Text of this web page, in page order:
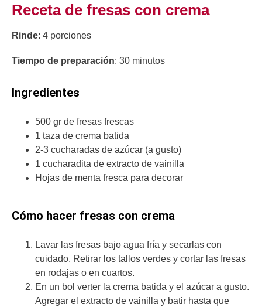
Receta de fresas con crema
Rinde: 4 porciones
Tiempo de preparación: 30 minutos
Ingredientes
500 gr de fresas frescas
1 taza de crema batida
2-3 cucharadas de azúcar (a gusto)
1 cucharadita de extracto de vainilla
Hojas de menta fresca para decorar
Cómo hacer fresas con crema
Lavar las fresas bajo agua fría y secarlas con
cuidado. Retirar los tallos verdes y cortar las fresas
en rodajas o en cuartos.
En un bol verter la crema batida y el azúcar a gusto.
Agregar el extracto de vainilla y batir hasta que